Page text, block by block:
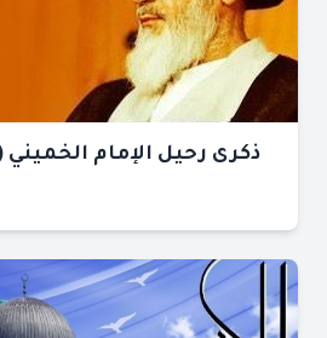
ذكرى رحيل الإمام الخميني (ره)